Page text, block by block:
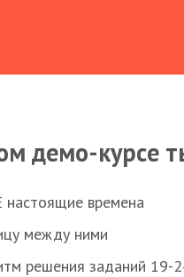
демо-курсе
времена
между ними
решения заданий 19-